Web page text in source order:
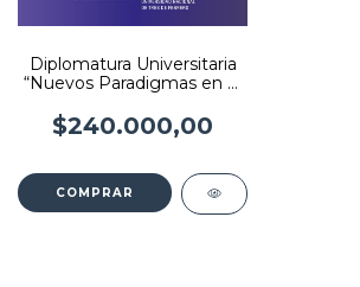
Diplomatura Universitaria
“Nuevos Paradigmas en el
del Niño Nacido
Prematuro”
$240.000,00
COMPRAR